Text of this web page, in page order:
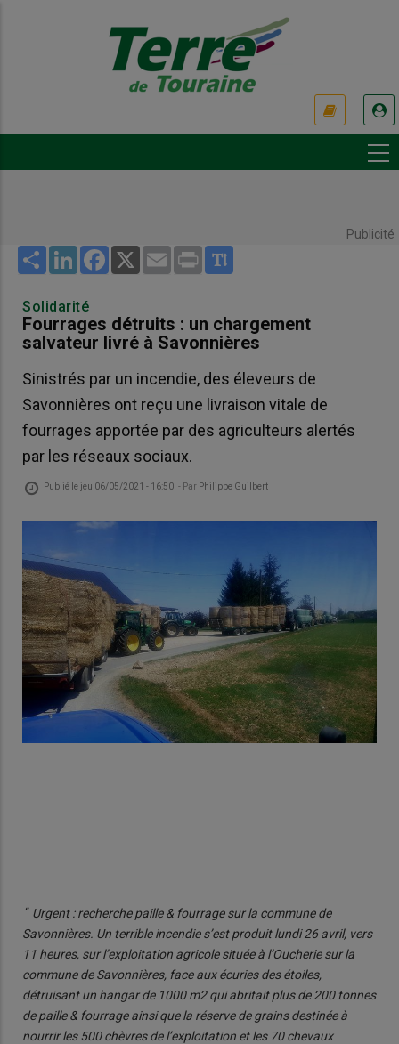
Publicité
Share LinkedInFacebook
X Email Print
Solidarité
Fourrages détruits : un chargement
salvateur livré à Savonnières
Sinistrés par un incendie, des éleveurs de
Savonnières ont reçu une livraison vitale de
fourrages apportée par des agriculteurs alertés
par les réseaux sociaux.
Publié le jeu 06/05/2021 - 16:50 - Par Philippe Guilbert
“ Urgent : recherche paille & fourrage sur la commune de
Savonnières. Un terrible incendie s’est produit lundi 26 avril, vers
11 heures, sur l’exploitation agricole située à l’Oucherie sur la
commune de Savonnières, face aux écuries des étoiles,
détruisant un hangar de 1000 m2qui abritait plus de 200 tonnes
de paille & fourrage ainsi que la réserve de grains destinée à
nourrir les 500 chèvres de l’exploitation et les 70 chevaux